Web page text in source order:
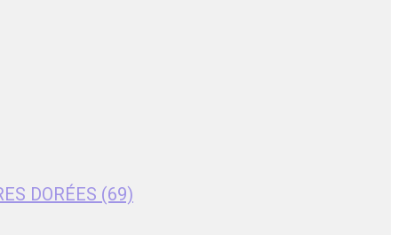
DORÉES (69)